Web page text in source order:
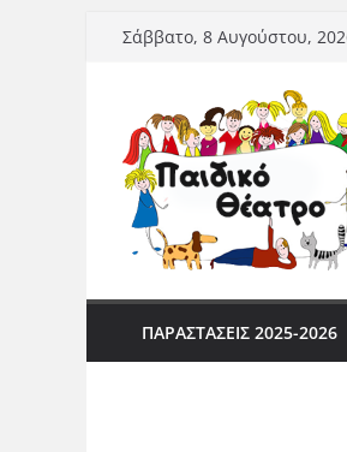
Μετάβαση
Σάββατο, 8 Αυγούστου,
ΠΑΡΑΣΤΆΣΕΙΣ 2025-2026